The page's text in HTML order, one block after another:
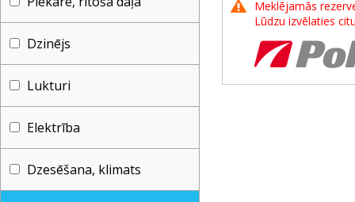
Dzinējs
Lukturi
Elektrība
Dzesēšana, klimats
Meklējamās
Lūdzu izvēlaties